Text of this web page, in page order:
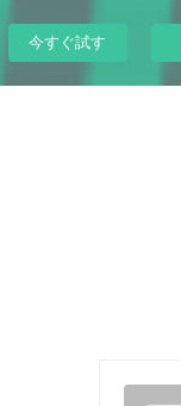
今すぐ試す